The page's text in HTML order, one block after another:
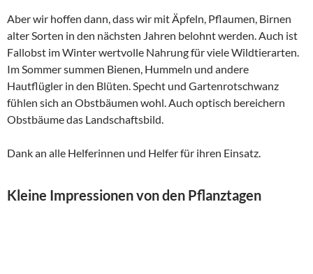
Aber wir hoffen dann, dass wir mit Äpfeln, Pflaumen, Birnen
alter Sorten in den nächsten Jahren belohnt werden. Auch ist
Fallobst im Winter wertvolle Nahrung für viele Wildtierarten.
Im Sommer summen Bienen, Hummeln und andere
Hautflügler in den Blüten. Specht und Gartenrotschwanz
fühlen sich an Obstbäumen wohl. Auch optisch bereichern
Obstbäume das Landschaftsbild.
Dank an alle Helferinnen und Helfer für ihren Einsatz.
Kleine Impressionen von den Pflanztagen